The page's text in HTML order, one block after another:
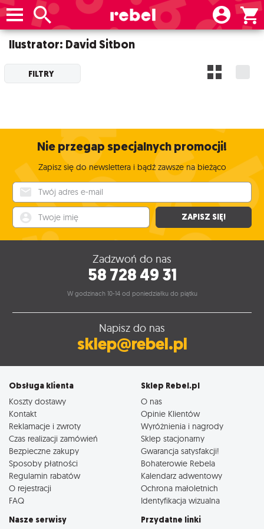
Ilustrator: David Sitbon
FILTRY
Nie przegap specjalnych promocji!
Zapisz się do newslettera i bądź zawsze na bieżąco
ZAPISZ SIĘ!
Zadzwoń do nas
58 728 49 31
W godzinach 10-14 od poniedziałku do piątku
Napisz do nas
sklep@rebel.pl
Obsługa klienta
Koszty dostawy
Kontakt
Reklamacje i zwroty
Czas realizacji zamówień
Bezpieczne zakupy
Sposoby płatności
Regulamin rabatów
O rejestracji
FAQ
Sklep Rebel.pl
O nas
Opinie Klientów
Wyróżnienia i nagrody
Sklep stacjonarny
Gwarancja satysfakcji!
Bohaterowie Rebela
Kalendarz adwentowy
Ochrona małoletnich
Identyfikacja wizualna
Nasze serwisy Przydatne linki